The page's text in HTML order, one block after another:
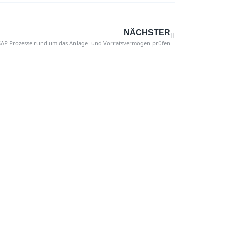
NÄCHSTER
Prozesse rund um das Anlage- und Vorratsvermögen prüfen